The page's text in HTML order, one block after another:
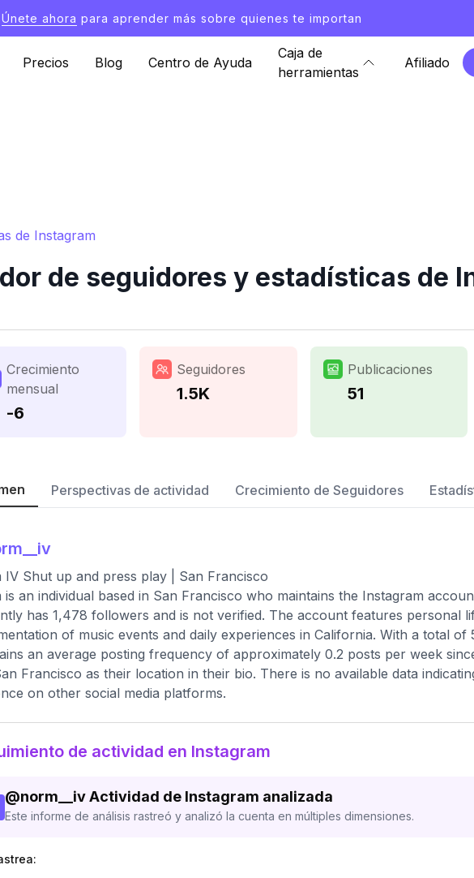
Únete ahora para aprender más sobre quienes te importan
Precios Blog Centro de Ayuda
Caja de
herramientas
Afiliado
de Instagram
de seguidores y estadísticas de
Crecimiento
mensual
-6
Seguidores
1.5K
Publicaciones
51
Perspectivas de actividad Crecimiento de Seguidores
IV Shut up and press play | San Francisco
is an individual based in San Francisco who maintains the Instagram
has 1,478 followers and is not verified. The account features personal
of music events and daily experiences in California. With a total of
an average posting frequency of approximately 0.2 posts per week
Francisco as their location in their bio. There is no available data
on other social media platforms.
de actividad en Instagram
@norm__ivActividad de Instagram analizada
Este informe de análisis rastreó y analizó la cuenta en múltiples dimensiones.